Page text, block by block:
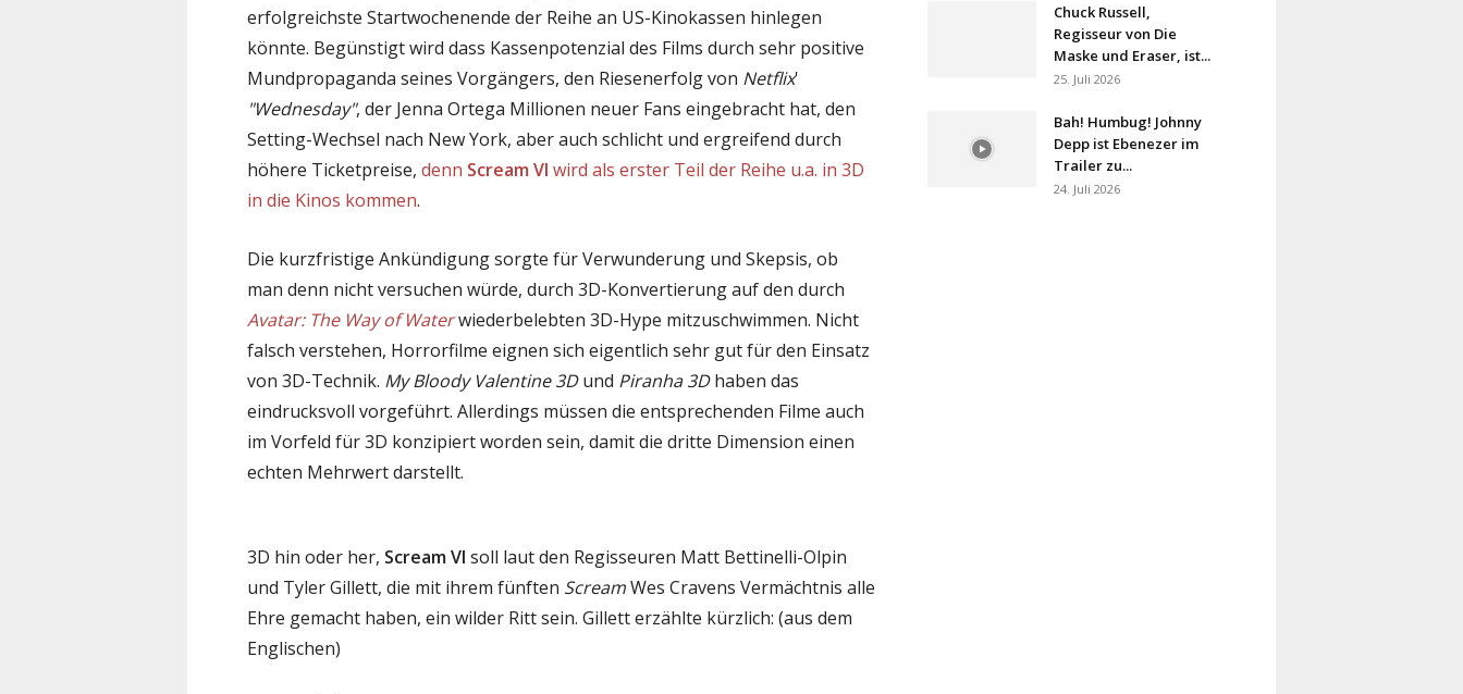
erfolgreichste Startwochenende der Reihe an US-Kinokassen hinlegen
könnte. Begünstigt wird dass Kassenpotenzial des Films durch sehr positive
Mundpropaganda seines Vorgängers, den Riesenerfolg von Netflix'
"Wednesday", der Jenna Ortega Millionen neuer Fans eingebracht hat, den
Setting-Wechsel nach New York, aber auch schlicht und ergreifend durch
höhere Ticketpreise, denn Scream VI wird als erster Teil der Reihe u.a. in 3D
in die Kinos kommen.
Die kurzfristige Ankündigung sorgte für Verwunderung und Skepsis, ob
man denn nicht versuchen würde, durch 3D-Konvertierung auf den durch
Avatar: The Way of Waterwiederbelebten 3D-Hype mitzuschwimmen. Nicht
falsch verstehen, Horrorfilme eignen sich eigentlich sehr gut für den Einsatz
von 3D-Technik. My Bloody Valentine 3Dund Piranha 3Dhaben das
eindrucksvoll vorgeführt. Allerdings müssen die entsprechenden Filme auch
im Vorfeld für 3D konzipiert worden sein, damit die dritte Dimension einen
echten Mehrwert darstellt.
3D hin oder her, Scream VI soll laut den Regisseuren Matt Bettinelli-Olpin
und Tyler Gillett, die mit ihrem fünften ScreamWes Cravens Vermächtnis alle
Ehre gemacht haben, ein wilder Ritt sein. Gillett erzählte kürzlich: (aus dem
Englischen)
Chuck Russell,
Regisseur von Die
Maske und Eraser, ist...
25. Juli 2026
Bah! Humbug! Johnny
Depp ist Ebenezer im
Trailer zu...
24. Juli 2026